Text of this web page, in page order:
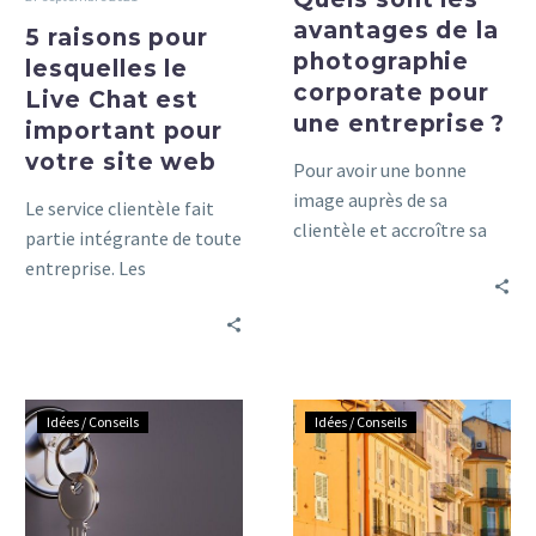
votre
site
web
5 raisons pour
lesquelles le
Live Chat est
important pour
votre site web
Le service clientèle fait
partie intégrante de toute
entreprise. Les
moyennes et grandes
entreprises le font en
interne ou le confient à
des sociétés spécialisées.
entreprise ?
avantages de la
photographie
corporate pour
une entreprise ?
Pour avoir une bonne
image auprès de sa
clientèle et accroître sa
photographie corporate.
Pourquoi
Idées / Conseils
Confiez
la
location
de
Idées / Conseils